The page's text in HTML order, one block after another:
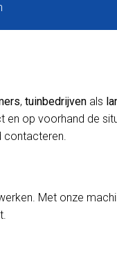
, tuinbedrijven als
en op voorhand de
contacteren.
Met onze